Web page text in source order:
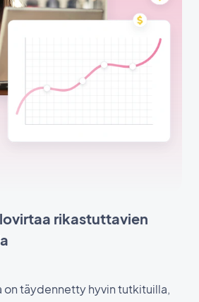
rikastuttavien
on täydennetty hyvin tutkituilla,